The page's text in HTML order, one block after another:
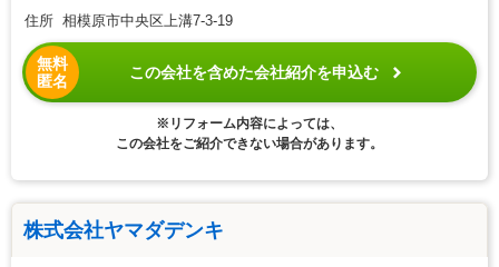
住所 相模原市中央区上溝7-3-19
無料
匿名
この会社を含めた会社紹介を申込む
※リフォーム内容によっては、
この会社をご紹介できない場合があります。
株式会社ヤマダデンキ